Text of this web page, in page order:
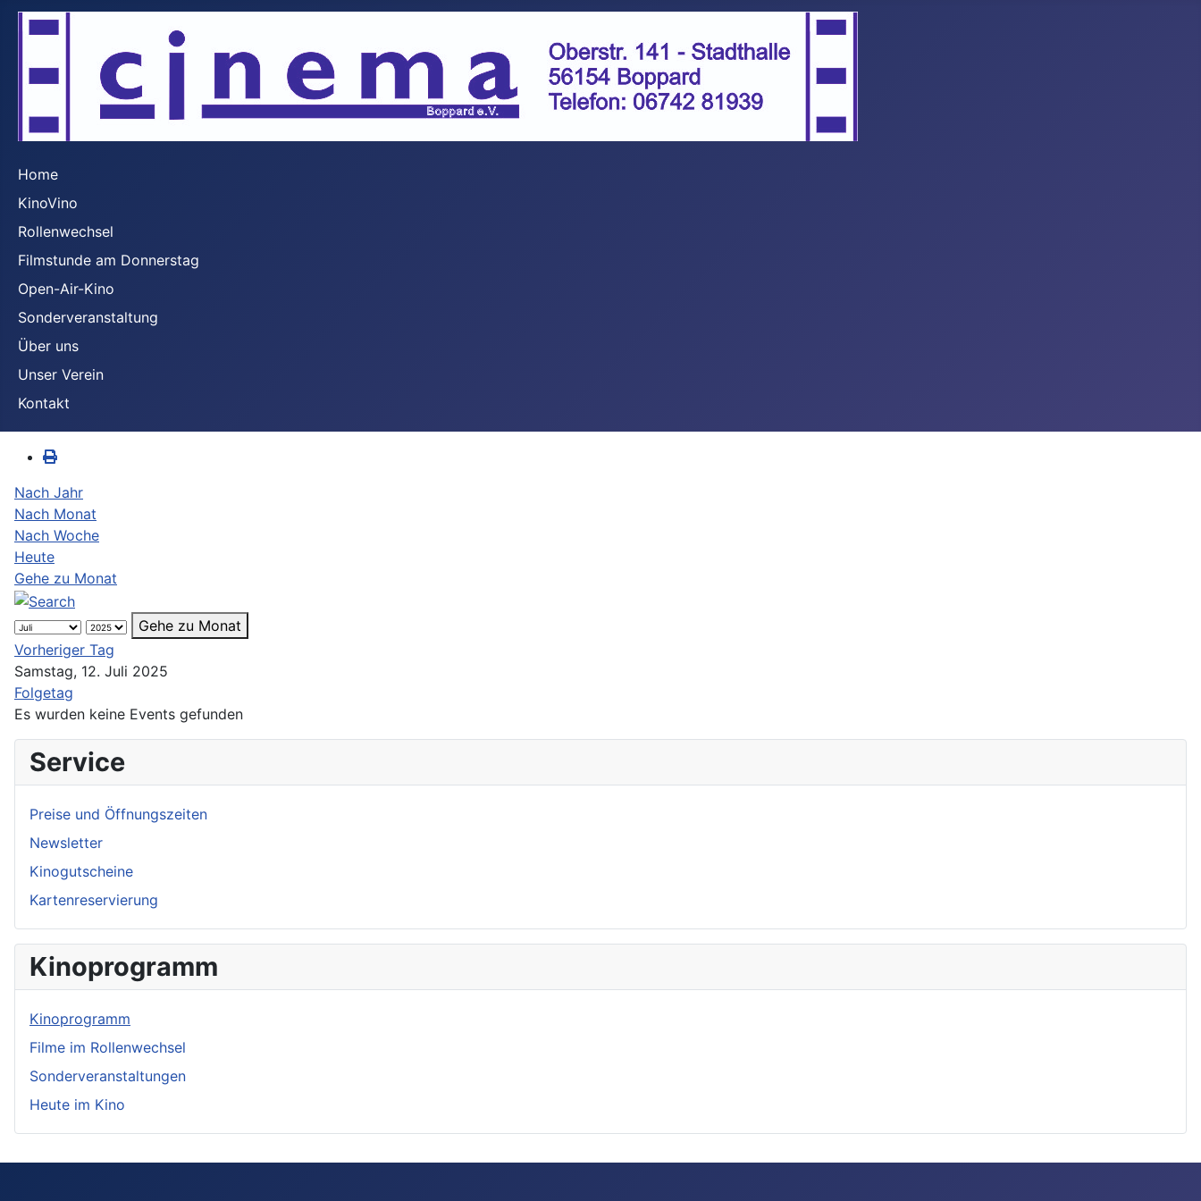
Home
KinoVino
Rollenwechsel
Filmstunde am Donnerstag
Open-Air-Kino
Sonderveranstaltung
Über uns
Unser Verein
Kontakt
Nach Jahr
Nach Monat
Nach Woche
Heute
Gehe zu Monat
Gehe zu Monat
Vorheriger Tag
Samstag, 12. Juli 2025
Folgetag
Es wurden keine Events gefunden
Service
Preise und Öffnungszeiten
Newsletter
Kinogutscheine
Kartenreservierung
Kinoprogramm
Kinoprogramm
Filme im Rollenwechsel
Sonderveranstaltungen
Heute im Kino